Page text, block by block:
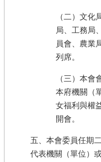
（二）文化
局、工務局
員會、農業
列席。
（三）本會
本府機關（
女福利與權
開會。
五、本會委員任期
代表機關（單位）